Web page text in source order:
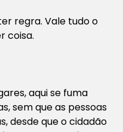
regra. Vale tudo o
coisa.
aqui se fuma
sem que as pessoas
desde que o cidadão